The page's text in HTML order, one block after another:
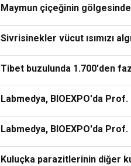
Maymun çiçeğinin
Sivrisinekler vücut ısımızı
Tibet buzulunda 1.700'den
Labmedya, BIOEXPO'da
Labmedya, BIOEXPO'da
Kuluçka parazitlerinin diğer